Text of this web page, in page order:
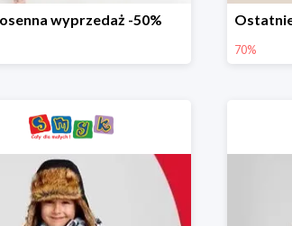
wyprzedaż -50%
70%